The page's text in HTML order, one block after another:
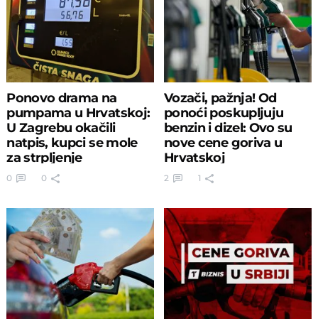
Ponovo drama na
pumpama u Hrvatskoj:
U Zagrebu okačili
natpis, kupci se mole
za strpljenje
0 0
Vozači, pažnja! Od
ponoći poskupljuju
benzin i dizel: Ovo su
nove cene goriva u
Hrvatskoj
2 1